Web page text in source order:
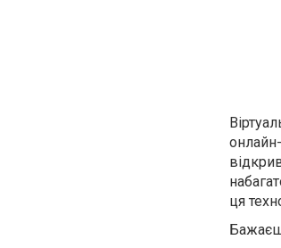
ця
Бажаєш